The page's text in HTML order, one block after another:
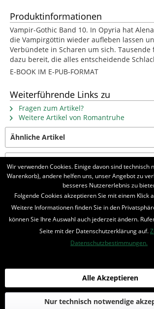
Produktinformationen
Vampir-Gothic Band 10. In Opyria hat
die Vampirgöttin wieder aufleben lassen
Verbündete in Scharen um sich. Tausende
dazu bereit, die alles entscheidende
E-BOOK IM E-PUB-FORMAT
Weiterführende Links zu
Fragen zum Artikel?
Weitere Artikel von Romantruhe
Ähnliche Artikel
Kunden kauften auch
BELIEBTE SERIEN
UNSER SHOP
Bestellung widerrufen
* Alle Preise inkl. MwSt. und zzgl.
Wir verwenden Cookies. Einige davon sind technisch
Warenkorb), andere helfen uns, unser Angebot zu
besseres Nutzererlebnis zu
Folgende Cookies akzeptieren Sie mit einem Klick
Weitere Informationen finden Sie in den
können Sie Ihre Auswahl auch jederzeit ändern.
Seite mit der Datenschutzerklärung auf.
Datenschutzbestimmungen.
Nur technisch notwendige
Alle Akzeptieren